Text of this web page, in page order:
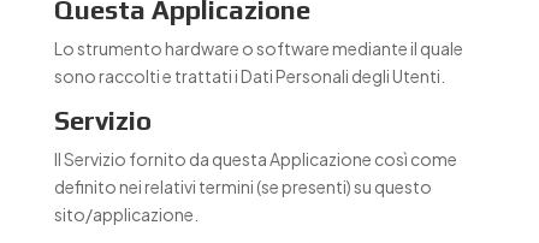
Questa Applicazione
Lo strumento hardware o software mediante il quale
sono raccolti e trattati i Dati Personali degli Utenti.
Servizio
Il Servizio fornito da questa Applicazione così come
definito nei relativi termini (se presenti) su questo
sito/applicazione.